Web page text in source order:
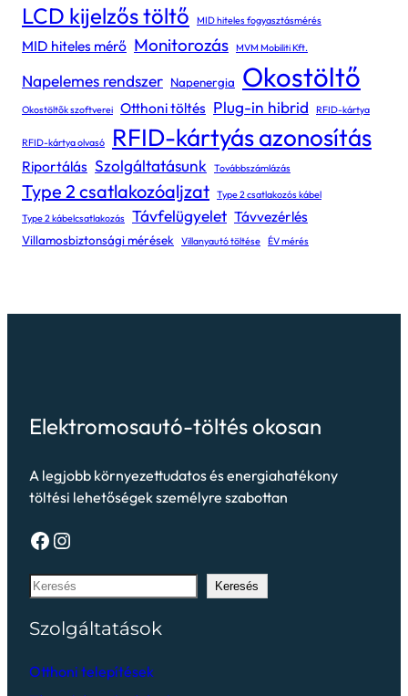
LCD kijelzős töltő MID hiteles fogyasztásmérés
MID hiteles mérő Monitorozás MVM Mobiliti Kft.
Napelemes rendszer Napenergia Okostöltő
Okostöltők szoftverei Otthoni töltés Plug-in hibrid RFID-kártya
RFID-kártya olvasó RFID-kártyás azonosítás
Riportálás Szolgáltatásunk Továbbszámlázás
Type 2 csatlakozóaljzat Type 2 csatlakozós kábel
Type 2 kábelcsatlakozás Távfelügyelet Távvezérlés
Villamosbiztonsági mérések Villanyautó töltése ÉV mérés
Elektromosautó-töltés okosan
A legjobb környezettudatos és energiahatékony
töltési lehetőségek személyre szabottan
Keresés
Szolgáltatások
Otthoni telepítések